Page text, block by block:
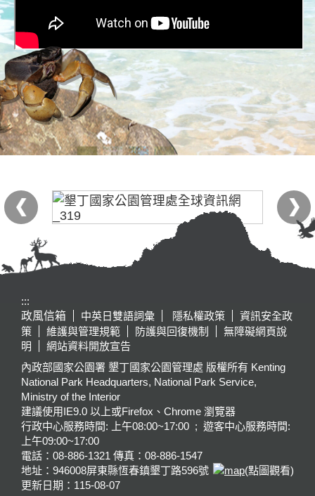
:::
政風信箱
中英日雙語詞彙 隱私權政策
資訊安全政
策
維護與管理規範 防護與回復機制
無障礙網頁說
明
網站資料開放宣告
內政部國家公園署 墾丁國家公園管理處 版權所有 Kenting
National Park Headquarters, National Park Service,
Ministry of the Interior
建議使用IE9.0 以上或Firefox、Chrome 瀏覽器
行政中心服務時間: 上午08:00~17:00 ; 遊客中心服務時間:
上午09:00~17:00
電話：08-886-1321 傳真：08-886-1547
地址：946008屏東縣恆春鎮墾丁路596號
(點圖觀看)
更新日期： 115-08-07